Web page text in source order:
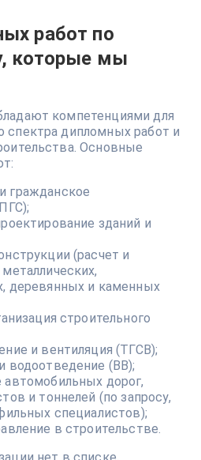
работ по
которые мы
компетенциями для
спектра дипломных работ и
Основные
гражданское
зданий и
(расчет и
деревянных и каменных
строительного
и вентиляция (ТГСВ);
водоотведение (ВВ);
дорог,
и тоннелей (по запросу,
специалистов);
в строительстве.